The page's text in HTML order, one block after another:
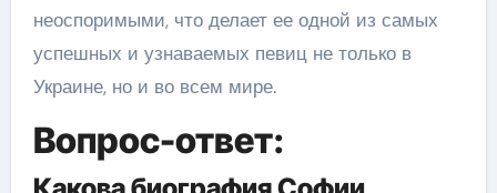
неоспоримыми, что делает ее одной из самых
успешных и узнаваемых певиц не только в
Украине, но и во всем мире.
Вопрос-ответ: